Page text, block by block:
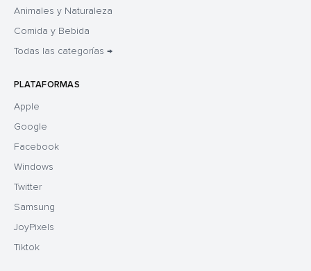
Animales y Naturaleza
Comida y Bebida
Todas las categorías →
PLATAFORMAS
Apple
Google
Facebook
Windows
Twitter
Samsung
JoyPixels
Tiktok